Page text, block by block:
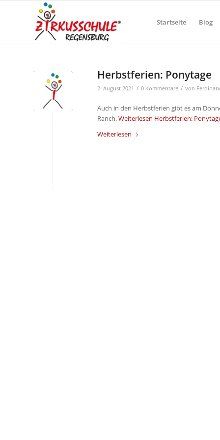
Startseite Blog
Herbstferien: Ponytage
2. August 2021 / 0 Kommentare / von
Auch in den Herbstferien gibt es am
Ranch.Weiterlesen Herbstferien:
Weiterlesen